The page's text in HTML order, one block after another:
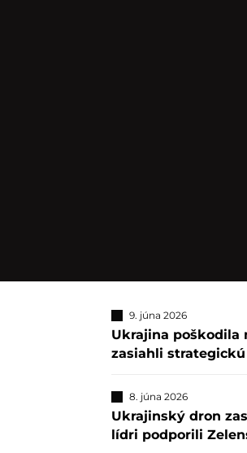
9. júna 2026
Ukrajina poškodila
zasiahli
8. júna 2026
Ukrajinský dron
lídri podporili